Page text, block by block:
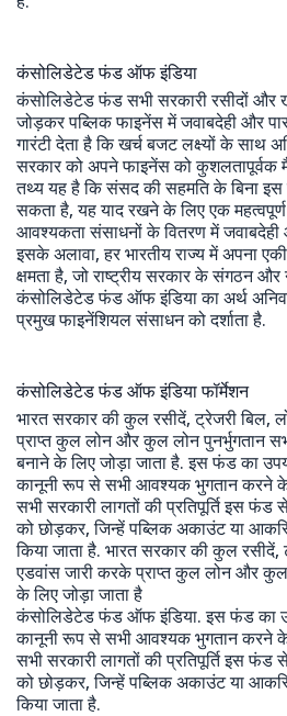
कंसोलिडेटेड फंड ऑफ इंडिया
कंसोलिडेटेड फंड सभी सरकारी रसीदों और
जोड़कर पब्लिक फाइनेंस में जवाबदेही और
गारंटी देता है कि खर्च बजट लक्ष्यों के
सरकार को अपने फाइनेंस को कुशलतापूर्वक
तथ्य यह है कि संसद की सहमति के बिना इस
सकता है, यह याद रखने के लिए एक महत्वपूर्ण
आवश्यकता संसाधनों के वितरण में जवाबदेही
इसके अलावा, हर भारतीय राज्य में अपना
क्षमता है, जो राष्ट्रीय सरकार के संगठन और
कंसोलिडेटेड फंड ऑफ इंडिया का अर्थ
प्रमुख फाइनेंशियल संसाधन को दर्शाता है.
कंसोलिडेटेड फंड ऑफ इंडिया फॉर्मेशन
भारत सरकार की कुल रसीदें, ट्रेजरी बिल,
प्राप्त कुल लोन और कुल लोन पुनर्भुगतान
बनाने के लिए जोड़ा जाता है. इस फंड का
कानूनी रूप से सभी आवश्यक भुगतान करने के
सभी सरकारी लागतों की प्रतिपूर्ति इस
को छोड़कर, जिन्हें पब्लिक अकाउंट या
किया जाता है. भारत सरकार की कुल रसीदें,
एडवांस जारी करके प्राप्त कुल लोन और कुल
के लिए जोड़ा जाता है
कंसोलिडेटेड फंड ऑफ इंडिया. इस फंड का
कानूनी रूप से सभी आवश्यक भुगतान करने के
सभी सरकारी लागतों की प्रतिपूर्ति इस
को छोड़कर, जिन्हें पब्लिक अकाउंट या
किया जाता है.